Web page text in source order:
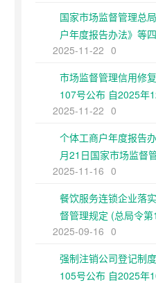
国家市场监督管理总
户年度报告办法》等
令第108号公布 自
2025-11-22 0
市场监督管理信用修
107号公布 自2025年
2025-11-22 0
个体工商户年度报告
月21日国家市场监督
二次修正）
2025-11-16 0
餐饮服务连锁企业落
督管理规定 (总局令
2025-09-16 0
强制注销公司登记制
105号公布 自2025年